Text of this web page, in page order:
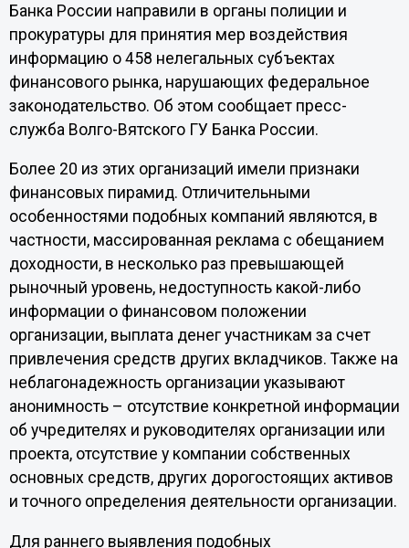
Банка России направили в органы полиции и
прокуратуры для принятия мер воздействия
информацию о 458 нелегальных субъектах
финансового рынка, нарушающих федеральное
законодательство. Об этом сообщает пресс-
служба Волго-Вятского ГУ Банка России.
Более 20 из этих организаций имели признаки
финансовых пирамид. Отличительными
особенностями подобных компаний являются, в
частности, массированная реклама с обещанием
доходности, в несколько раз превышающей
рыночный уровень, недоступность какой-либо
информации о финансовом положении
организации, выплата денег участникам за счет
привлечения средств других вкладчиков. Также на
неблагонадежность организации указывают
анонимность – отсутствие конкретной информации
об учредителях и руководителях организации или
проекта, отсутствие у компании собственных
основных средств, других дорогостоящих активов
и точного определения деятельности организации.
Для раннего выявления подобных